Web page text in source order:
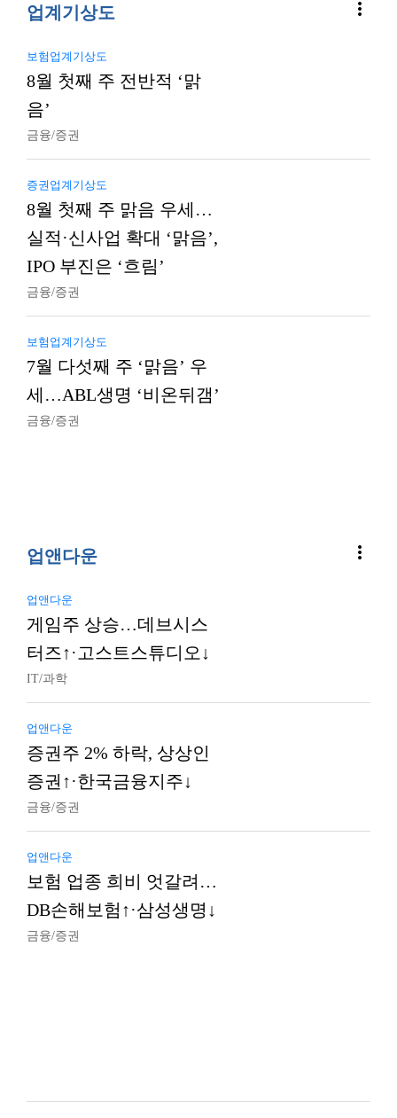
업계기상도 more_vert
보험업계기상도
8월 첫째 주 전반적 ‘맑
음’
금융/증권
증권업계기상도
8월 첫째 주 맑음 우세…
실적·신사업 확대 ‘맑음’,
IPO 부진은 ‘흐림’
금융/증권
보험업계기상도
7월 다섯째 주 ‘맑음’ 우
세…ABL생명 ‘비온뒤갬’
금융/증권
업앤다운 more_vert
업앤다운
게임주 상승…데브시스
터즈↑·고스트스튜디오↓
IT/과학
업앤다운
증권주 2% 하락, 상상인
증권↑·한국금융지주↓
금융/증권
업앤다운
보험 업종 희비 엇갈려…
DB손해보험↑·삼성생명↓
금융/증권